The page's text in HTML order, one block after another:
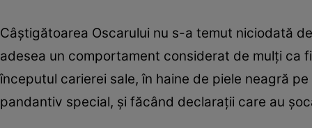
Câştigătoarea Oscarului nu s-a temut niciodată
adesea un comportament considerat de mulţi ca
începutul carierei sale, în haine de piele neagră
pandantiv special, şi făcând declaraţii care au